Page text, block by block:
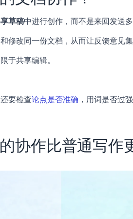
草稿中进行创作，而不是来回发送多
修改同一份文档，从而让反馈意见集
于共享编辑。
要检查论点是否准确 ，用词是否过
协作比普通写作